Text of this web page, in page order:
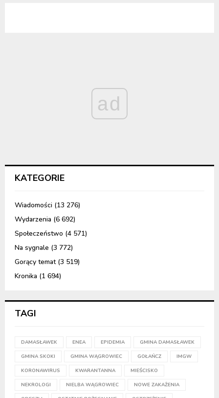
ad
KATEGORIE
Wiadomości (13 276)
Wydarzenia (6 692)
Społeczeństwo (4 571)
Na sygnale (3 772)
Gorący temat(3 519)
Kronika (1 694)
TAGI
DAMASŁAWEK ENEA EPIDEMIA GMINA DAMASŁAWEK
GMINA SKOKI GMINA WĄGROWIEC GOŁAŃCZ IMGW
KORONAWIRUS KWARANTANNA MIEŚCISKO
NEKROLOGI NIELBA WĄGROWIEC NOWE ZAKAŻENIA